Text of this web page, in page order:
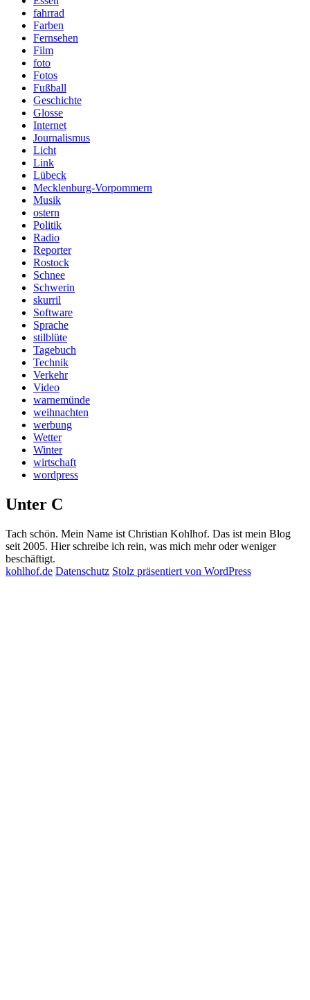
fahrrad
Farben
Fernsehen
Film
foto
Fotos
Fußball
Geschichte
Glosse
Internet
Journalismus
Licht
Link
Lübeck
Mecklenburg-Vorpommern
Musik
ostern
Politik
Radio
Reporter
Rostock
Schnee
Schwerin
skurril
Software
Sprache
stilblüte
Tagebuch
Technik
Verkehr
Video
warnemünde
weihnachten
werbung
Wetter
Winter
wirtschaft
wordpress
Unter C
Tach schön. Mein Name ist Christian Kohlhof. Das ist mein Blog
seit 2005. Hier schreibe ich rein, was mich mehr oder weniger
beschäftigt.
kohlhof.de Datenschutz Stolz präsentiert von WordPress